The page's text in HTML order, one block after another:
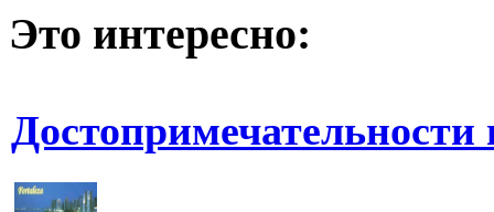
Это интересно: